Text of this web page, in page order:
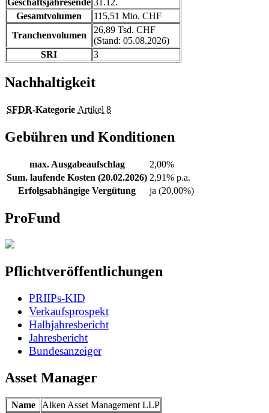
Geschäftsjahresende 31.12.
Gesamtvolumen
115,51 Mio. CHF
Tranchenvolumen
26,89 Tsd. CHF
(Stand: 05.08.2026)
SRI
3
Nachhaltigkeit
SFDR-Kategorie Artikel 8
Gebühren und Konditionen
max. Ausgabeaufschlag
2,00%
Sum. laufende Kosten (20.02.2026) 2,91% p.a.
Erfolgsabhängige Vergütung
ja (20,00%)
ProFund
Pflichtveröffentlichungen
PRIIPs-KID
Verkaufsprospekt
Halbjahresbericht
Jahresbericht
Bundesanzeiger
Asset Manager
Name
Alken Asset Management LLP